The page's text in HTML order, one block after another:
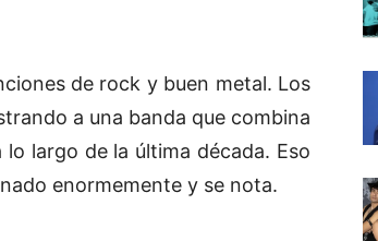
de rock y buen metal. Los
a una banda que combina
largo de la última década. Eso
enormemente y se nota.